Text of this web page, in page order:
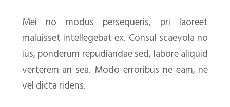
Mei no modus persequeris, pri laoreet
maluisset intellegebat ex. Consul scaevola no
ius, ponderum repudiandae sed, labore aliquid
verterem an sea. Modo erroribus ne eam, ne
vel dicta ridens.